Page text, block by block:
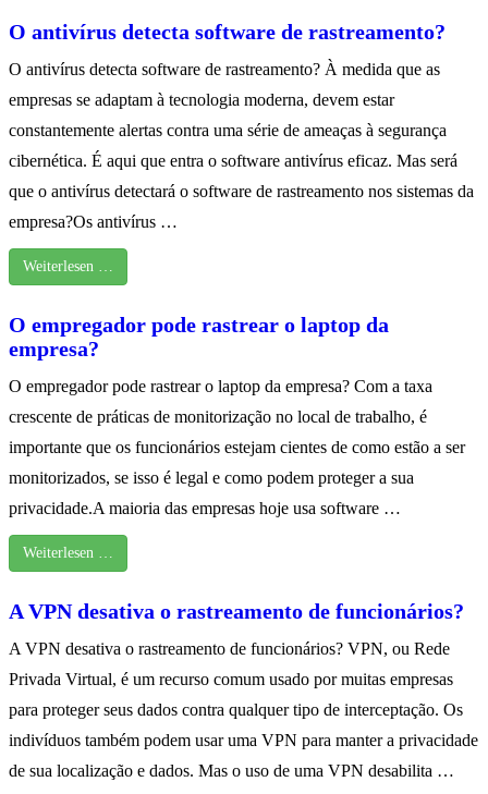
O antivírus detecta software de rastreamento?
O antivírus detecta software de rastreamento? À medida que as
empresas se adaptam à tecnologia moderna, devem estar
constantemente alertas contra uma série de ameaças à segurança
cibernética. É aqui que entra o software antivírus eficaz. Mas será
que o antivírus detectará o software de rastreamento nos sistemas da
empresa?Os antivírus …
Weiterlesen …
O empregador pode rastrear o laptop da
empresa?
O empregador pode rastrear o laptop da empresa? Com a taxa
crescente de práticas de monitorização no local de trabalho, é
importante que os funcionários estejam cientes de como estão a ser
monitorizados, se isso é legal e como podem proteger a sua
privacidade.A maioria das empresas hoje usa software …
Weiterlesen …
A VPN desativa o rastreamento de funcionários?
A VPN desativa o rastreamento de funcionários? VPN, ou Rede
Privada Virtual, é um recurso comum usado por muitas empresas
para proteger seus dados contra qualquer tipo de interceptação. Os
indivíduos também podem usar uma VPN para manter a privacidade
de sua localização e dados. Mas o uso de uma VPN desabilita …